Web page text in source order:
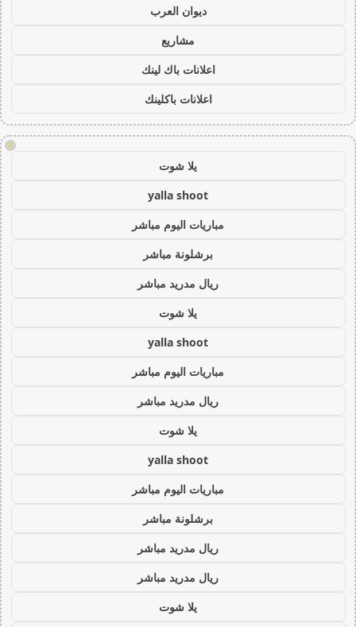
ديوان العرب
مشاريع
اعلانات باك لينك
اعلانات باكلينك
!
يلا شوت
yalla shoot
مباريات اليوم مباشر
برشلونة مباشر
ريال مدريد مباشر
يلا شوت
yalla shoot
مباريات اليوم مباشر
ريال مدريد مباشر
يلا شوت
yalla shoot
مباريات اليوم مباشر
برشلونة مباشر
ريال مدريد مباشر
ريال مدريد مباشر
يلا شوت